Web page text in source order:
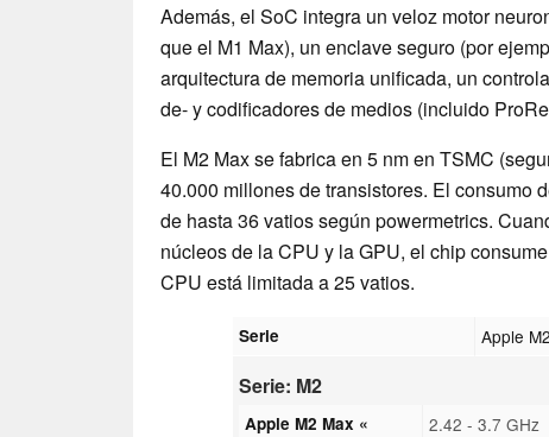
Además, el SoC integra un veloz motor
que el M1 Max), un enclave seguro (por
arquitectura de memoria unificada, un
de- y codificadores de medios (incluido
El M2 Max se fabrica en 5 nm en TSMC
40.000 millones de transistores. El consumo
de hasta 36 vatios según powermetrics.
núcleos de la CPU y la GPU, el chip
CPU está limitada a 25 vatios.
Serie Apple M2
Serie: M2
Apple M2 Max « 2.42 - 3.7 GHz